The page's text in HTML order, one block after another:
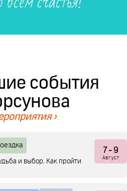
события
›
и выбор. Как пройти
7 - 9
Август